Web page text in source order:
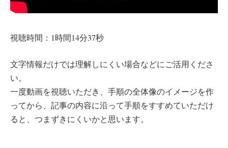
視聴時間：1時間14分37秒
文字情報だけでは理解しにくい場合などにご活用くださ
い。
一度動画を視聴いただき、手順の全体像のイメージを作
ってから、記事の内容に沿って手順をすすめていただけ
ると、つまずきにくいかと思います。